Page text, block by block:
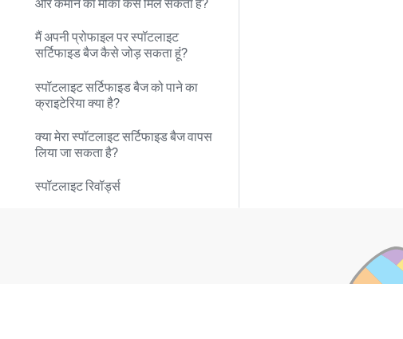
मैं अपनी प्रोफाइल पर स्पॉटलाइट
सर्टिफाइड बैज कैसे जोड़ सकता हूं?
स्पॉटलाइट सर्टिफाइड बैज को पाने का
क्राइटेरिया क्या है?
क्या मेरा स्पॉटलाइट सर्टिफाइड बैज वापस
लिया जा सकता है?
स्पॉटलाइट रिवॉर्ड्स